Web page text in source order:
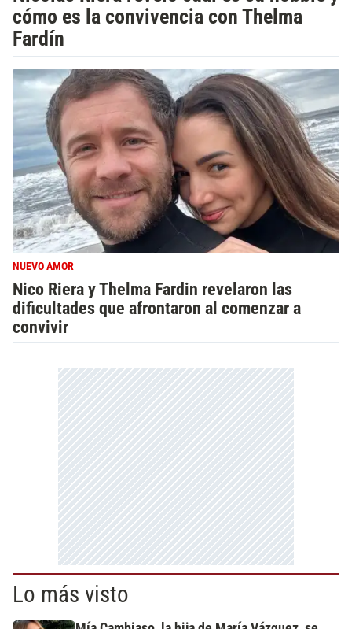
cómo es la convivencia con Thelma
Fardín
NUEVO AMOR
Nico Riera y Thelma Fardin revelaron las
dificultades que afrontaron al comenzar a
convivir
Lo más visto